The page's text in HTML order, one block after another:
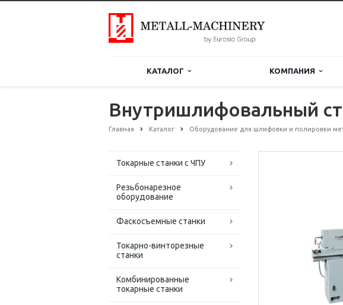
КАТАЛОГ КОМПАНИЯ
Внутришлифовальный
Главная Каталог Оборудование для шлифовки и полировки
Токарные станки с ЧПУ
Резьбонарезное
оборудование
Фаскосъемные станки
Токарно-винторезные
станки
Комбинированные
токарные станки